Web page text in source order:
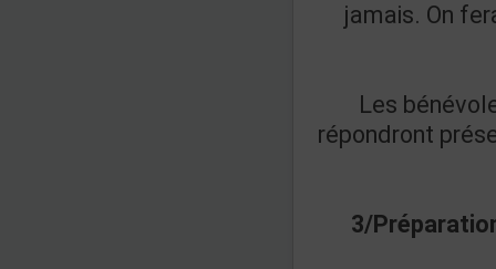
jamais. On
Les
répondront
3/